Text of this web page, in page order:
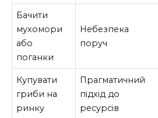
Бачити
мухомори
або
поганки
Небезпека
поруч
Купувати
гриби на
ринку
Прагматичний
підхід до
ресурсів